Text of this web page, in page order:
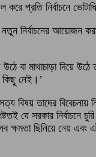
প্রতি নির্বাচনে
আয়োজন করা
মাথাচাড়া দিয়ে উঠে
কিছু নেই।’
বিষয় তাদের
সরকার নির্বাচনে চুরি
ছিনিয়ে নেয় এবং এটা